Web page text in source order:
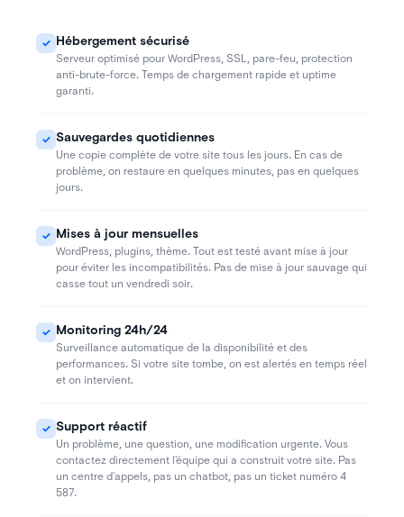
✓ Hébergement sécurisé
Serveur optimisé pour WordPress, SSL, pare-feu, protection
anti-brute-force. Temps de chargement rapide et uptime
garanti.
✓ Sauvegardes quotidiennes
Une copie complète de votre site tous les jours. En cas de
problème, on restaure en quelques minutes, pas en quelques
jours.
✓ Mises à jour mensuelles
WordPress, plugins, thème. Tout est testé avant mise à jour
pour éviter les incompatibilités. Pas de mise à jour sauvage qui
casse tout un vendredi soir.
✓ Monitoring 24h/24
Surveillance automatique de la disponibilité et des
performances. Si votre site tombe, on est alertés en temps réel
et on intervient.
✓ Support réactif
Un problème, une question, une modification urgente. Vous
contactez directement l'équipe qui a construit votre site. Pas
un centre d'appels, pas un chatbot, pas un ticket numéro 4
587.